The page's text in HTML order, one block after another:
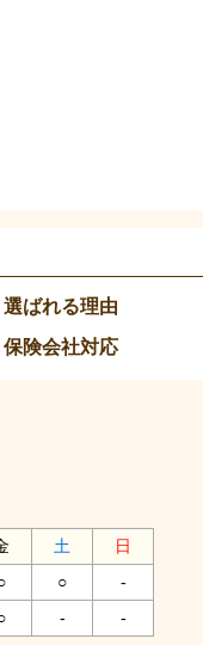
選ばれる理由
保険会社対応
土
日
○
-
- -